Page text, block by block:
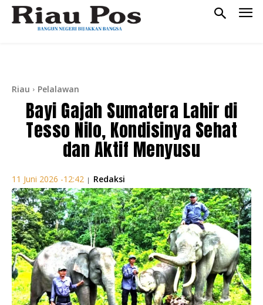
Riau Pelalawan
Bayi Gajah Sumatera Lahir di
Tesso Nilo, Kondisinya Sehat
dan Aktif Menyusu
11 Juni 2026 -12:42 | Redaksi